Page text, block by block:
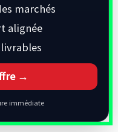
marchés
alignée
→
immédiate